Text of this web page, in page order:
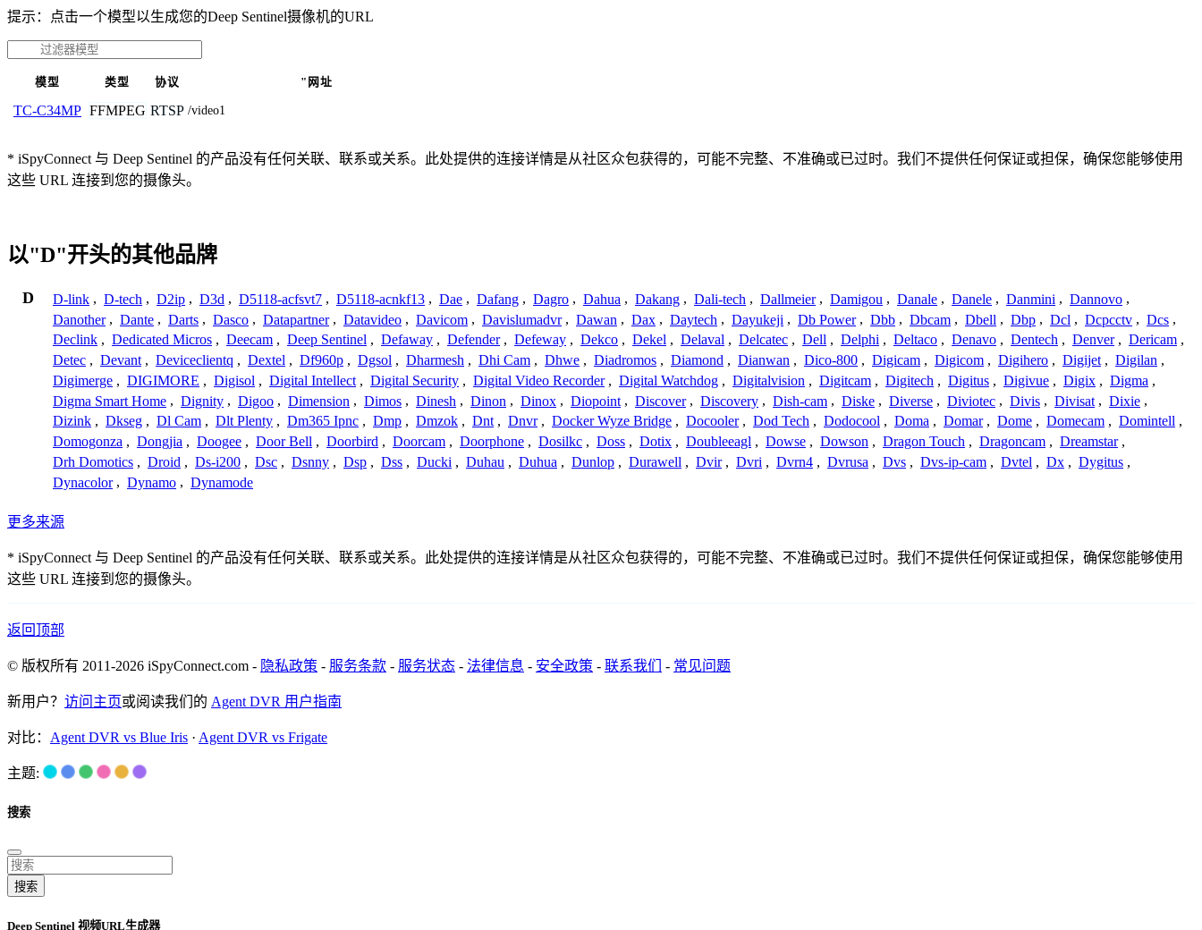
提示：点击一个模型以生成您的Deep Sentinel摄像机的URL
模型 类型 协议 "网址
TC-C34MP FFMPEG RTSP /video1
* iSpyConnect 与 Deep Sentinel 的产品没有任何关联、联系或关系。此处提供的连接详情是从社区众包获得的，可能不完整、不准确或已过时。我们不提供任何保证或担保，确保您能够使用
这些 URL 连接到您的摄像头。
以"D"开头的其他品牌
D D-link , D-tech , D2ip , D3d , D5118-acfsvt7 , D5118-acnkf13 , Dae , Dafang , Dagro , Dahua , Dakang , Dali-tech , Dallmeier , Damigou , Danale , Danele , Danmini , Dannovo ,
Danother , Dante , Darts , Dasco , Datapartner , Datavideo , Davicom , Davislumadvr , Dawan , Dax , Daytech , Dayukeji , Db Power , Dbb , Dbcam , Dbell , Dbp , Dcl , Dcpcctv , Dcs ,
Declink , Dedicated Micros , Deecam , Deep Sentinel , Defaway , Defender , Defeway , Dekco , Dekel , Delaval , Delcatec , Dell , Delphi , Deltaco , Denavo , Dentech , Denver , Dericam ,
Detec , Devant , Deviceclientq , Dextel , Df960p , Dgsol , Dharmesh , Dhi Cam , Dhwe , Diadromos , Diamond , Dianwan , Dico-800 , Digicam , Digicom , Digihero , Digijet , Digilan ,
Digimerge , DIGIMORE , Digisol , Digital Intellect , Digital Security , Digital Video Recorder , Digital Watchdog , Digitalvision , Digitcam , Digitech , Digitus , Digivue , Digix , Digma ,
Digma Smart Home , Dignity , Digoo , Dimension , Dimos , Dinesh , Dinon , Dinox , Diopoint , Discover , Discovery , Dish-cam , Diske , Diverse , Diviotec , Divis , Divisat , Dixie ,
Dizink , Dkseg , Dl Cam , Dlt Plenty , Dm365 Ipnc , Dmp , Dmzok , Dnt , Dnvr , Docker Wyze Bridge , Docooler , Dod Tech , Dodocool , Doma , Domar , Dome , Domecam , Domintell ,
Domogonza , Dongjia , Doogee , Door Bell , Doorbird , Doorcam , Doorphone , Dosilkc , Doss , Dotix , Doubleeagl , Dowse , Dowson , Dragon Touch , Dragoncam , Dreamstar ,
Drh Domotics , Droid , Ds-i200 , Dsc , Dsnny , Dsp , Dss , Ducki , Duhau , Duhua , Dunlop , Durawell , Dvir , Dvri , Dvrn4 , Dvrusa , Dvs , Dvs-ip-cam , Dvtel , Dx , Dygitus ,
Dynacolor , Dynamo , Dynamode
更多来源
* iSpyConnect 与 Deep Sentinel 的产品没有任何关联、联系或关系。此处提供的连接详情是从社区众包获得的，可能不完整、不准确或已过时。我们不提供任何保证或担保，确保您能够使用
这些 URL 连接到您的摄像头。
返回顶部
© 版权所有 2011-2026 iSpyConnect.com - 隐私政策 - 服务条款 - 服务状态 - 法律信息 - 安全政策 - 联系我们 - 常见问题
新用户？ 访问主页或阅读我们的 Agent DVR 用户指南
对比： Agent DVR vs Blue Iris · Agent DVR vs Frigate
主题:
搜索
搜索
Deep Sentinel 视频URL生成器